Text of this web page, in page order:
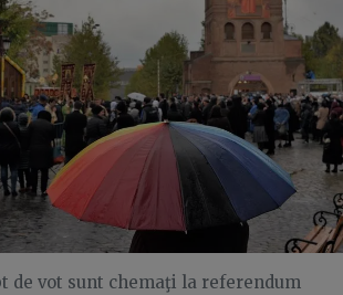
de vot sunt chemaţi la referendum